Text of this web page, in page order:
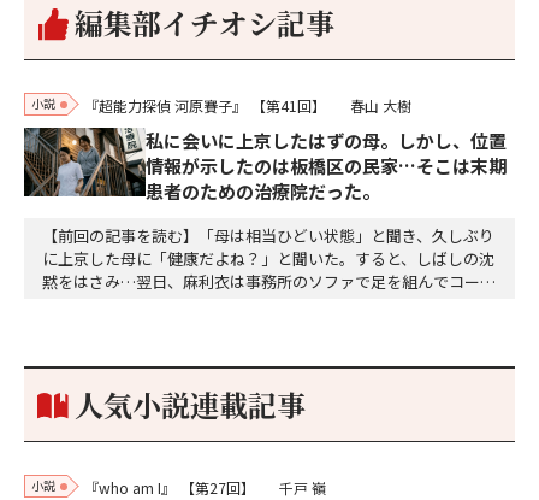
編集部イチオシ記事
小説 『超能力探偵 河原賽子』 【第41回】 春山 大樹
私に会いに上京したはずの母。しかし、位置
情報が示したのは板橋区の民家…そこは末期
患者のための治療院だった。
【前回の記事を読む】「母は相当ひどい状態」と聞き、久しぶり
に上京した母に「健康だよね？」と聞いた。すると、しばしの沈
黙をはさみ…翌日、麻利衣は事務所のソファで足を組んでコーヒ
個のサイコロが握られていた。「やはり私はあなたの超…
人気小説連載記事
小説 『who am I』 【第27回】 千戸 嶺